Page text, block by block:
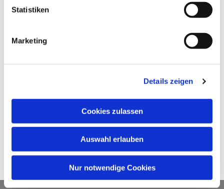
Statistiken
Marketing
Details zeigen
Cookies zulassen
Auswahl erlauben
Nur notwendige Cookies